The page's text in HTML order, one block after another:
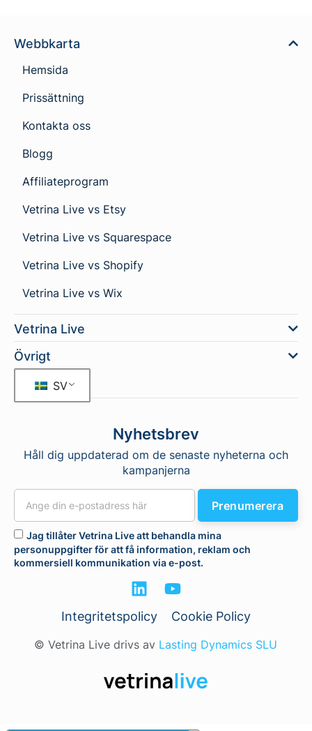
Webbkarta
Hemsida
Prissättning
Kontakta oss
Blogg
Affiliateprogram
Vetrina Live vs Etsy
Vetrina Live vs Squarespace
Vetrina Live vs Shopify
Vetrina Live vs Wix
Vetrina Live
Övrigt
SV
Nyhetsbrev
Håll dig uppdaterad om de senaste nyheterna och
kampanjerna
Jag tillåter Vetrina Live att behandla mina
personuppgifter för att få information, reklam och
kommersiell kommunikation via e-post.
Prenumerera
Integritetspolicy Cookie Policy
© Vetrina Live drivs av Lasting Dynamics SLU